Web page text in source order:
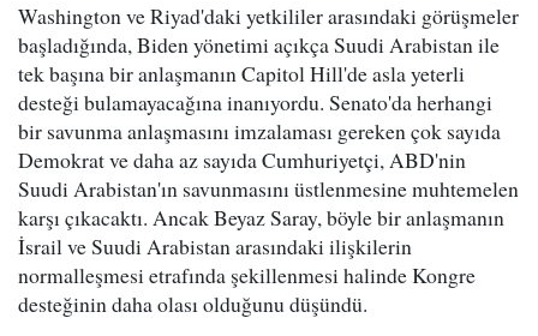
Washington ve Riyad'daki yetkililer arasındaki görüşmeler
başladığında, Biden yönetimi açıkça Suudi Arabistan ile
tek başına bir anlaşmanın Capitol Hill'de asla yeterli
desteği bulamayacağına inanıyordu. Senato'da herhangi
bir savunma anlaşmasını imzalaması gereken çok sayıda
Demokrat ve daha az sayıda Cumhuriyetçi, ABD'nin
Suudi Arabistan'ın savunmasını üstlenmesine muhtemelen
karşı çıkacaktı. Ancak Beyaz Saray, böyle bir anlaşmanın
İsrail ve Suudi Arabistan arasındaki ilişkilerin
normalleşmesi etrafında şekillenmesi halinde Kongre
desteğinin daha olası olduğunu düşündü.